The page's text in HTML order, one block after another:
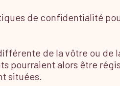
de confidentialité
de la vôtre ou de
pourraient alors être
situées.